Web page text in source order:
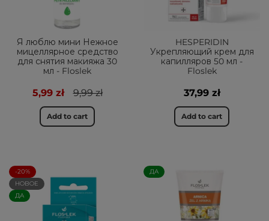
Я люблю мини Нежное
мицеллярное средство
для снятия макияжа 30
мл - Floslek
5,99 zł 9,99 zł
Add to cart
HESPERIDIN
Укрепляющий крем для
капилляров 50 мл -
Floslek
37,99 zł
Add to cart
-20%
НОВОЕ
ДА
ДА